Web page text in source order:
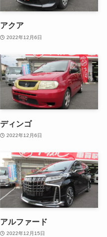
アクア
2022年12月6日
ディンゴ
2022年12月6日
アルファード
2022年12月15日